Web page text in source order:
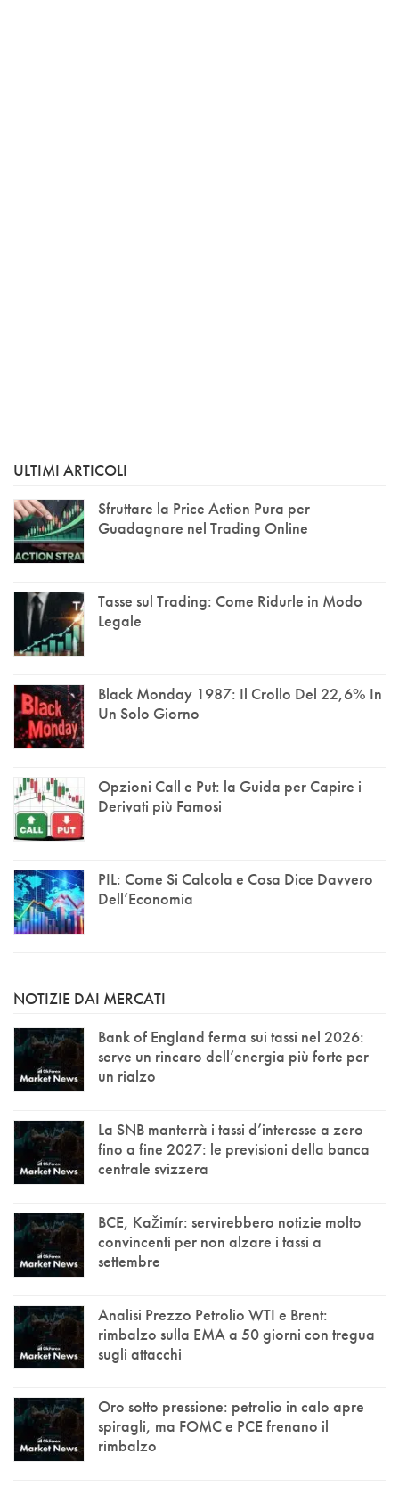
ULTIMI ARTICOLI
Sfruttare la Price Action Pura per
Guadagnare nel Trading Online
Tasse sul Trading: Come Ridurle in Modo
Legale
Black Monday 1987: Il Crollo Del 22,6% In
Un Solo Giorno
Opzioni Call e Put: la Guida per Capire i
Derivati più Famosi
PIL: Come Si Calcola e Cosa Dice Davvero
Dell’Economia
NOTIZIE DAI MERCATI
Bank of England ferma sui tassi nel 2026:
serve un rincaro dell’energia più forte per
un rialzo
La SNB manterrà i tassi d’interesse a zero
fino a fine 2027: le previsioni della banca
centrale svizzera
BCE, Kažimír: servirebbero notizie molto
convincenti per non alzare i tassi a
settembre
Analisi Prezzo Petrolio WTI e Brent:
rimbalzo sulla EMA a 50 giorni con tregua
sugli attacchi
Oro sotto pressione: petrolio in calo apre
spiragli, ma FOMC e PCE frenano il
rimbalzo